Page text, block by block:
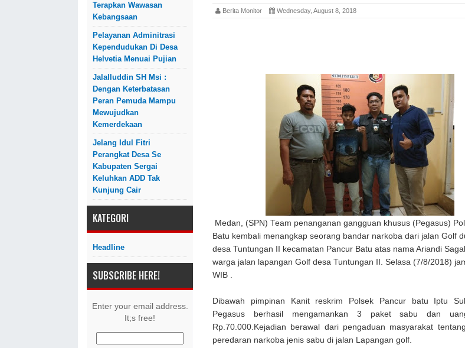
Terapkan Wawasan
Kebangsaan
Pelayanan Adminitrasi
Kependudukan Di Desa
Helvetia Menuai Pujian
Jalalluddin SH Msi :
Dengan Keterbatasan
Peran Pemuda Mampu
Mewujudkan
Kemerdekaan
Jelang Idul Fitri
Perangkat Desa Se
Kabupaten Sergai
Keluhkan ADD Tak
Kunjung Cair
KATEGORI
Headline
SUBSCRIBE HERE!
Enter your email address.
It;s free!
Berita Monitor Wednesday, August 8, 2018
Medan, (SPN) Team penanganan gangguan khusus (Pegasus)
Batu kembali menangkap seorang bandar narkoba dari jalan Golf
desa Tuntungan II kecamatan Pancur Batu atas nama Ariandi
warga jalan lapangan Golf desa Tuntungan II. Selasa (7/8/2018)
WIB .
Dibawah pimpinan Kanit reskrim Polsek Pancur batu Iptu
Pegasus berhasil mengamankan 3 paket sabu dan
Rp.70.000.Kejadian berawal dari pengaduan masyarakat
peredaran narkoba jenis sabu di jalan Lapangan golf.